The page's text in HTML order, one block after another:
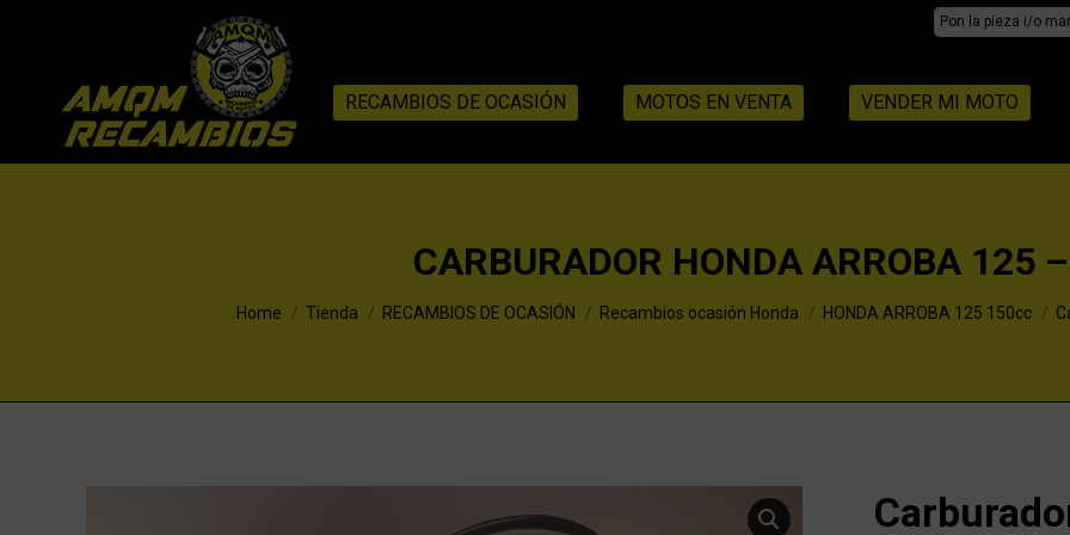
Search:
RECAMBIOS DE OCASIÓN MOTOS EN VENTA VENDER MI MOTO
CARBURADOR HONDA ARROBA 125
You are here:
Home Tienda RECAMBIOS DE OCASIÓN Recambios ocasión Honda HONDA ARROBA 125 150cc